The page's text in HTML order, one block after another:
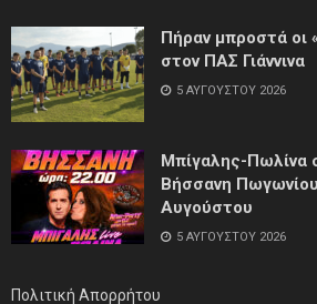
Πήραν μπροστά οι
στον ΠΑΣ Γιάννινα
5 ΑΥΓΟΎΣΤΟΥ 2026
Μπίγαλης-Πωλίνα
Βήσσανη
Αυγούστου
5 ΑΥΓΟΎΣΤΟΥ 2026
Πολιτική Απορρήτου